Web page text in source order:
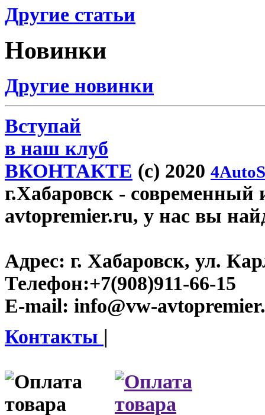
Другие статьи
Новинки
Другие новинки
Вступай
в наш клуб
ВКОНТАКТЕ (c) 2020
г.Хабаровск - современный
avtopremier.ru, у нас вы
Адрес: г. Хабаровск, ул.
Телефон:+7(908)911-66-15
E-mail: info@vw-
Контакты |